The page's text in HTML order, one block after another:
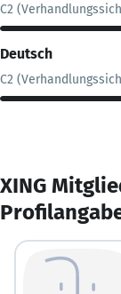
C2
Deutsch
C2
XING